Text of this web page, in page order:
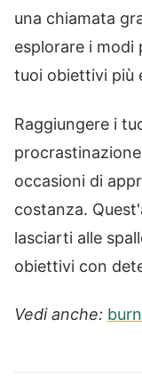
una chiamata
esplorare i modi
tuoi obiettivi più
Raggiungere i
occasioni di
costanza.
lasciarti alle
obiettivi con
Vedi anche: